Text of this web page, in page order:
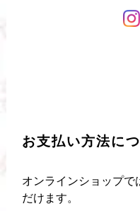
お支払い方法に
オンラインショップ
だけます。